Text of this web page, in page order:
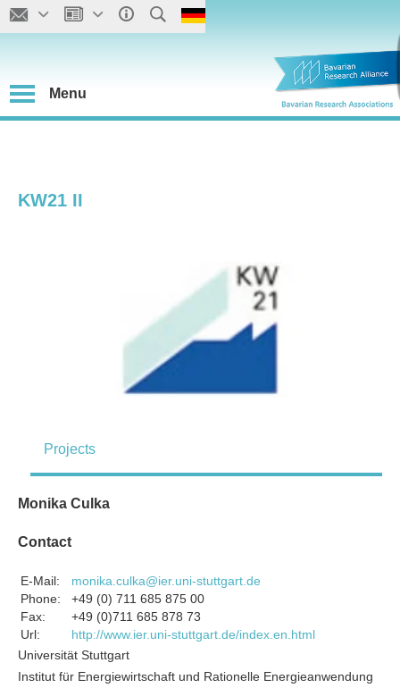
Menu
KW21 II
Projects
Monika Culka
Contact
E-Mail:
monika.culka@ier.uni-stuttgart.de
Phone:
+49 (0) 711 685 875 00
Fax:
+49 (0)711 685 878 73
Url:
http://www.ier.uni-stuttgart.de/index.en.html
Universität Stuttgart
Institut für Energiewirtschaft und Rationelle Energieanwendung